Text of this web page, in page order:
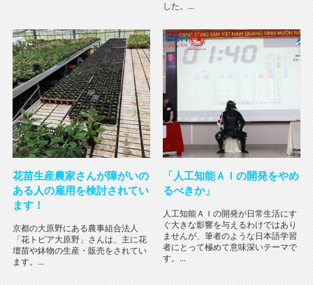
した。...
花苗生産農家さんが障がいの
ある人の雇用を検討されてい
ます！
京都の大原野にある農事組合法人
「花トピア大原野」さんは、主に花
壇苗や鉢物の生産・販売をされてい
ます。...
「人工知能ＡＩの開発をやめ
るべきか」
人工知能ＡＩの開発が日常生活にす
ぐ大きな影響を与えるわけではあり
ませんが、筆者のような日本語学習
者にとって極めて意味深いテーマで
す。...